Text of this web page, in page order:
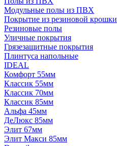
Модульные полы из ПВХ
Покрытие из резиновой крошки
Резиновые полы
Уличные покрытия
Грязезащитные покрытия
Плинтуса напольные
IDEAL
Комфорт 55мм
Классик 55мм
Классик 70мм
Классик 85мм
Альфа 45мм
ДеЛюкс 85мм
Элит 67мм
Элит Макси 85мм